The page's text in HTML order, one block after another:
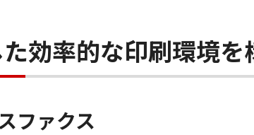
効率的な印刷環境を
ファクス